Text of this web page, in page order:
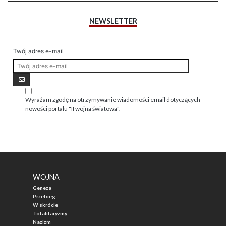
NEWSLETTER
Twój adres e-mail
Wyrażam zgodę na otrzymywanie wiadomości email dotyczących
nowości portalu "II wojna światowa".
WOJNA
Geneza
Przebieg
W skrócie
Totalitaryzmy
Nazizm